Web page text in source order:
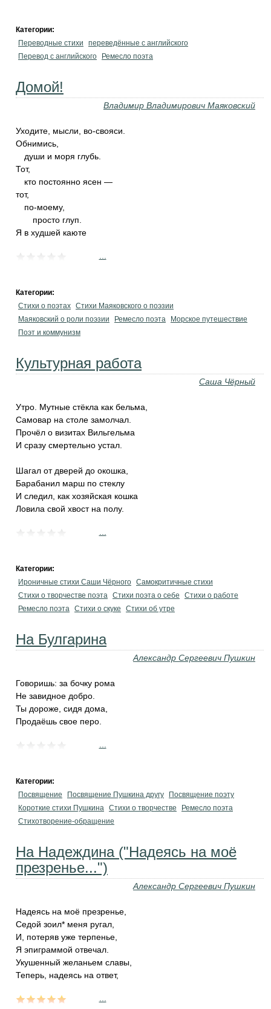
Категории:
Переводные стихи
переведённые с английского
Перевод с английского
Ремесло поэта
Домой!
Владимир Владимирович Маяковский
Уходите, мысли, во-свояси.
Обнимись,
души и моря глубь.
Тот,
кто постоянно ясен —
тот,
по-моему,
просто глуп.
Я в худшей каюте
Категории:
Стихи о поэтах Стихи Маяковского о поэзии
Маяковский о роли поэзии
Ремесло поэта
Морское путешествие
Поэт и коммунизм
Культурная работа
Саша Чёрный
Утро. Мутные стёкла как бельма,
Самовар на столе замолчал.
Прочёл о визитах Вильгельма
И сразу смертельно устал.
Шагал от дверей до окошка,
Барабанил марш по стеклу
И следил, как хозяйская кошка
Ловила свой хвост на полу.
Категории:
Ироничные стихи Саши Чёрного Самокритичные стихи
Стихи о творчестве поэта Стихи поэта о себе
Стихи о работе
Ремесло поэта Стихи о скуке Стихи об утре
На Булгарина
Александр Сергеевич Пушкин
Говоришь: за бочку рома
Не завидное добро.
Ты дороже, сидя дома,
Продаёшь свое перо.
Категории:
Посвящение
Посвящение Пушкина другу
Посвящение поэту
Короткие стихи Пушкина Стихи о творчестве
Ремесло поэта
Стихотворение-обращение
На Надеждина ("Надеясь на моё
презренье...")
Александр Сергеевич Пушкин
Надеясь на моё презренье,
Седой зоил* меня ругал,
И, потеряв уже терпенье,
Я эпиграммой отвечал.
Укушенный желаньем славы,
Теперь, надеясь на ответ,